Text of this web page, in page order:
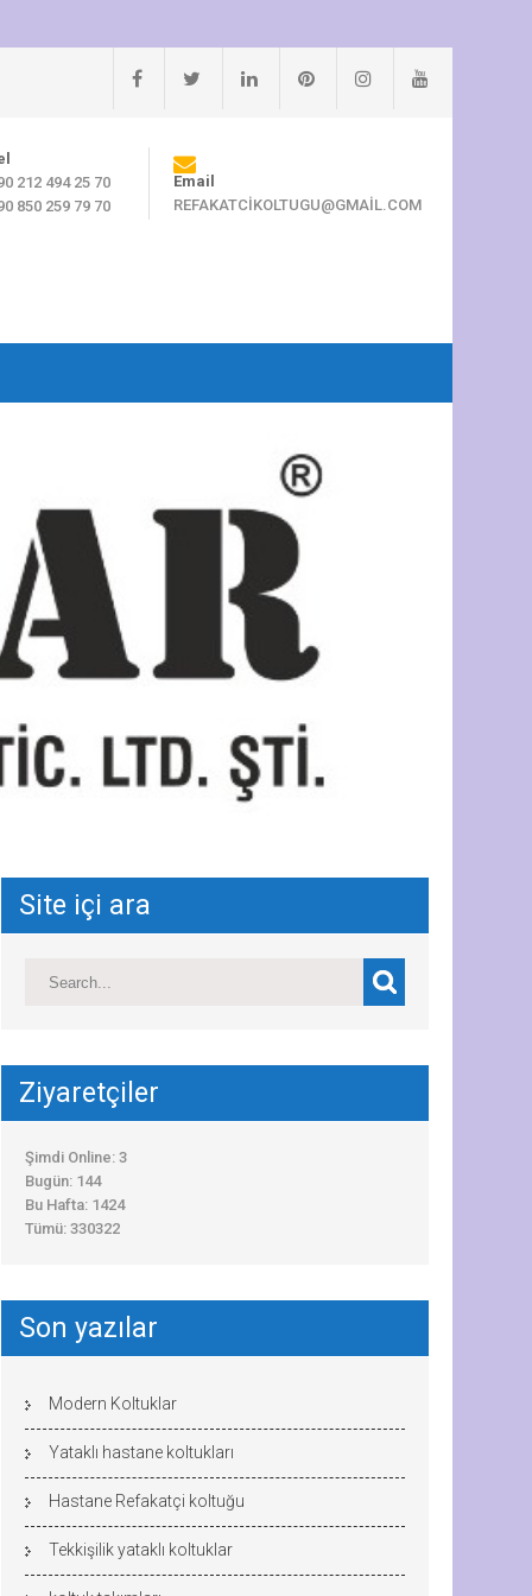
212 494 25 70
850 259 79 70
Email
REFAKATCIKOLTUGU@GMAIL.COM
Site içi ara
Ziyaretçiler
Şimdi Online: 3
Bugün: 144
Bu Hafta: 1424
Tümü: 330322
Son yazılar
Modern Koltuklar
Yataklı hastane koltukları
Hastane Refakatçi koltuğu
Tekkişilik yataklı koltuklar